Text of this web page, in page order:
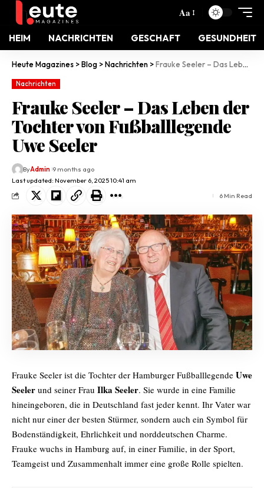
Aa
HEIM NACHRICHTEN GESCHAFT GESUNDHEIT
Heute Magazines >Blog >Nachrichten >Frauke Seeler – Das Leben der Tochter von Fußballlegende Uwe Seeler
Nachrichten
Frauke Seeler – Das Leben der
Tochter von Fußballlegende
Uwe Seeler
Last updated: November 6, 2025 10:41 am
ByAdmin 9 months ago
6 Min Read
Frauke Seeler ist die Tochter der Hamburger Fußballlegende Uwe
Seeler und seiner Frau Ilka Seeler. Sie wurde in eine Familie
hineingeboren, die in Deutschland fast jeder kennt. Ihr Vater war
nicht nur einer der besten Stürmer, sondern auch ein Symbol für
Bodenständigkeit, Ehrlichkeit und norddeutschen Charme.
Frauke wuchs in Hamburg auf, in einer Familie, in der Sport,
Teamgeist und Zusammenhalt immer eine große Rolle spielten.